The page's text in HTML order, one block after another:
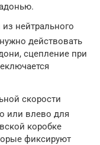
нейтрального
действовать
сцепление при
скорости
или влево для
коробке
фиксируют